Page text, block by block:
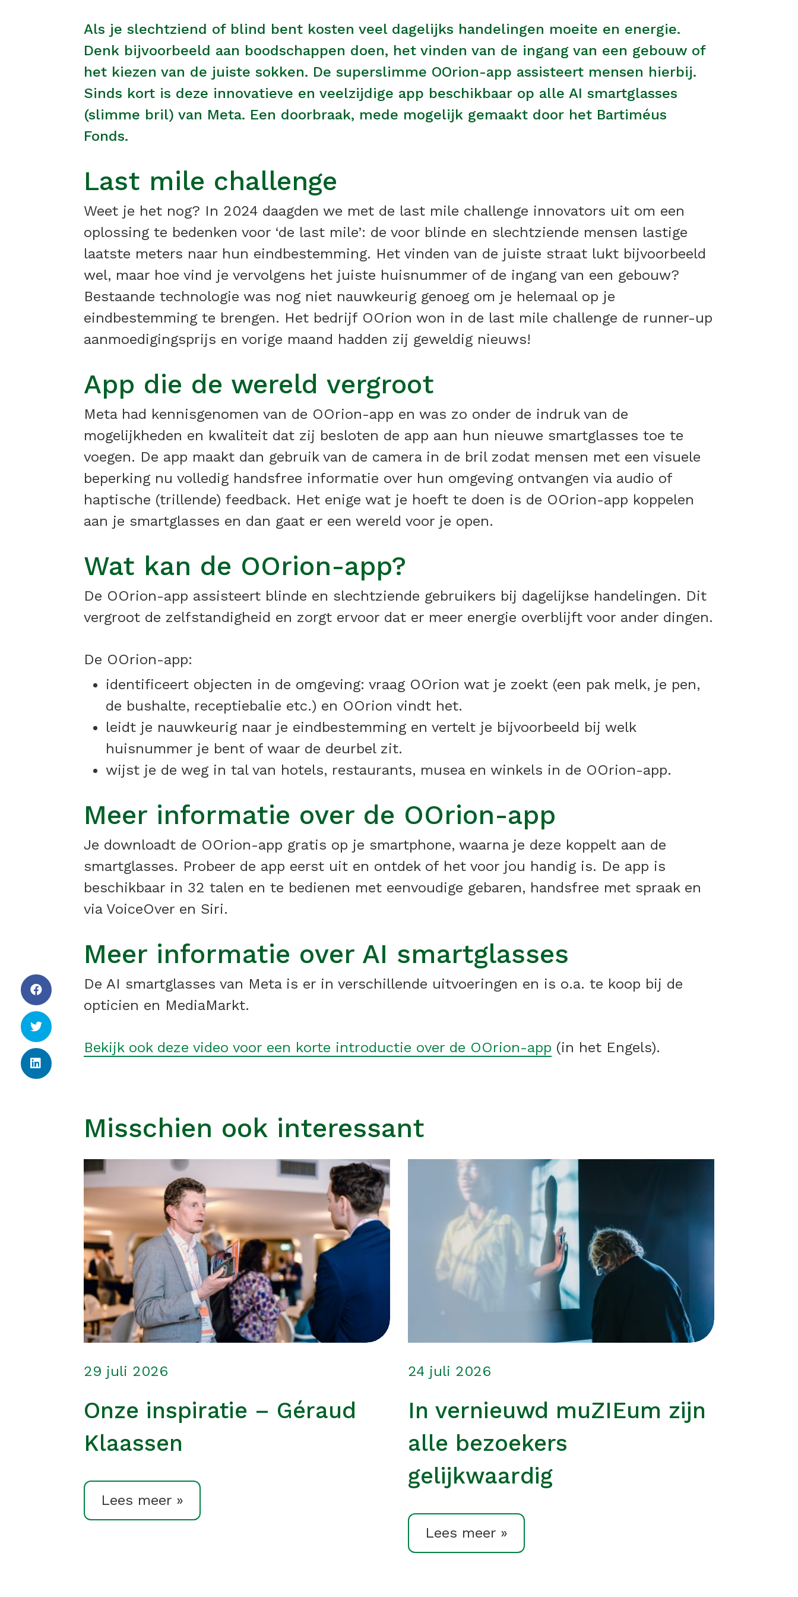
Als je slechtziend of blind bent kosten veel dagelijks handelingen moeite en energie.
Denk bijvoorbeeld aan boodschappen doen, het vinden van de ingang van een gebouw of
het kiezen van de juiste sokken. De superslimme OOrion-app assisteert mensen hierbij.
Sinds kort is deze innovatieve en veelzijdige app beschikbaar op alle AI smartglasses
(slimme bril) van Meta. Een doorbraak, mede mogelijk gemaakt door het Bartiméus
Fonds.
Last mile challenge
Weet je het nog? In 2024 daagden we met de last mile challenge innovators uit om een
oplossing te bedenken voor ‘de last mile’: de voor blinde en slechtziende mensen lastige
laatste meters naar hun eindbestemming. Het vinden van de juiste straat lukt bijvoorbeeld
wel, maar hoe vind je vervolgens het juiste huisnummer of de ingang van een gebouw?
Bestaande technologie was nog niet nauwkeurig genoeg om je helemaal op je
eindbestemming te brengen. Het bedrijf OOrion won in de last mile challenge de runner-up
aanmoedigingsprijs en vorige maand hadden zij geweldig nieuws!
App die de wereld vergroot
Meta had kennisgenomen van de OOrion-app en was zo onder de indruk van de
mogelijkheden en kwaliteit dat zij besloten de app aan hun nieuwe smartglasses toe te
voegen. De app maakt dan gebruik van de camera in de bril zodat mensen met een visuele
beperking nu volledig handsfree informatie over hun omgeving ontvangen via audio of
haptische (trillende) feedback. Het enige wat je hoeft te doen is de OOrion-app koppelen
aan je smartglasses en dan gaat er een wereld voor je open.
Wat kan de OOrion-app?
De OOrion-app assisteert blinde en slechtziende gebruikers bij dagelijkse handelingen. Dit
vergroot de zelfstandigheid en zorgt ervoor dat er meer energie overblijft voor ander dingen.
De OOrion-app:
identificeert objecten in de omgeving: vraag OOrion wat je zoekt (een pak melk, je pen,
de bushalte, receptiebalie etc.) en OOrion vindt het.
leidt je nauwkeurig naar je eindbestemming en vertelt je bijvoorbeeld bij welk
huisnummer je bent of waar de deurbel zit.
wijst je de weg in tal van hotels, restaurants, musea en winkels in de OOrion-app.
Meer informatie over de OOrion-app
Je downloadt de OOrion-app gratis op je smartphone, waarna je deze koppelt aan de
smartglasses. Probeer de app eerst uit en ontdek of het voor jou handig is. De app is
beschikbaar in 32 talen en te bedienen met eenvoudige gebaren, handsfree met spraak en
via VoiceOver en Siri.
Meer informatie over AI smartglasses
De AI smartglasses van Meta is er in verschillende uitvoeringen en is o.a. te koop bij de
opticien en MediaMarkt.
Bekijk ook deze video voor een korte introductie over de OOrion-app (in het Engels).
Misschien ook interessant
Onze inspiratie – Géraud
Klaassen
29 juli 2026
Lees meer »
In vernieuwd muZIEum zijn
alle bezoekers
gelijkwaardig
24 juli 2026
Lees meer »